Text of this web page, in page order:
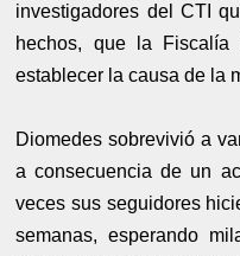
investigadores del CTI
hechos, que la
establecer la causa de la
Diomedes sobrevivió a
a consecuencia de un
veces sus seguidores
semanas, esperando